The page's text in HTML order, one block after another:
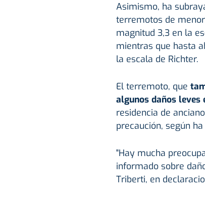
Asimismo, ha
terremotos de
magnitud 3,3 en la
mientras que hasta
la escala de Richter.
El terremoto, que
algunos daños
residencia de
precaución, según
"Hay mucha
informado sobre
Triberti, en